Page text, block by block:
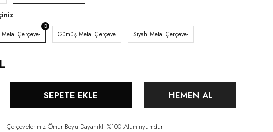
Metal Çerçeve- Gümüş Metal Çerçeve Siyah Metal Çerçeve-
SEPETE EKLE HEMEN AL
Çerçevelerimiz Ömür Boyu Dayanıklı %100 Alüminyumdur